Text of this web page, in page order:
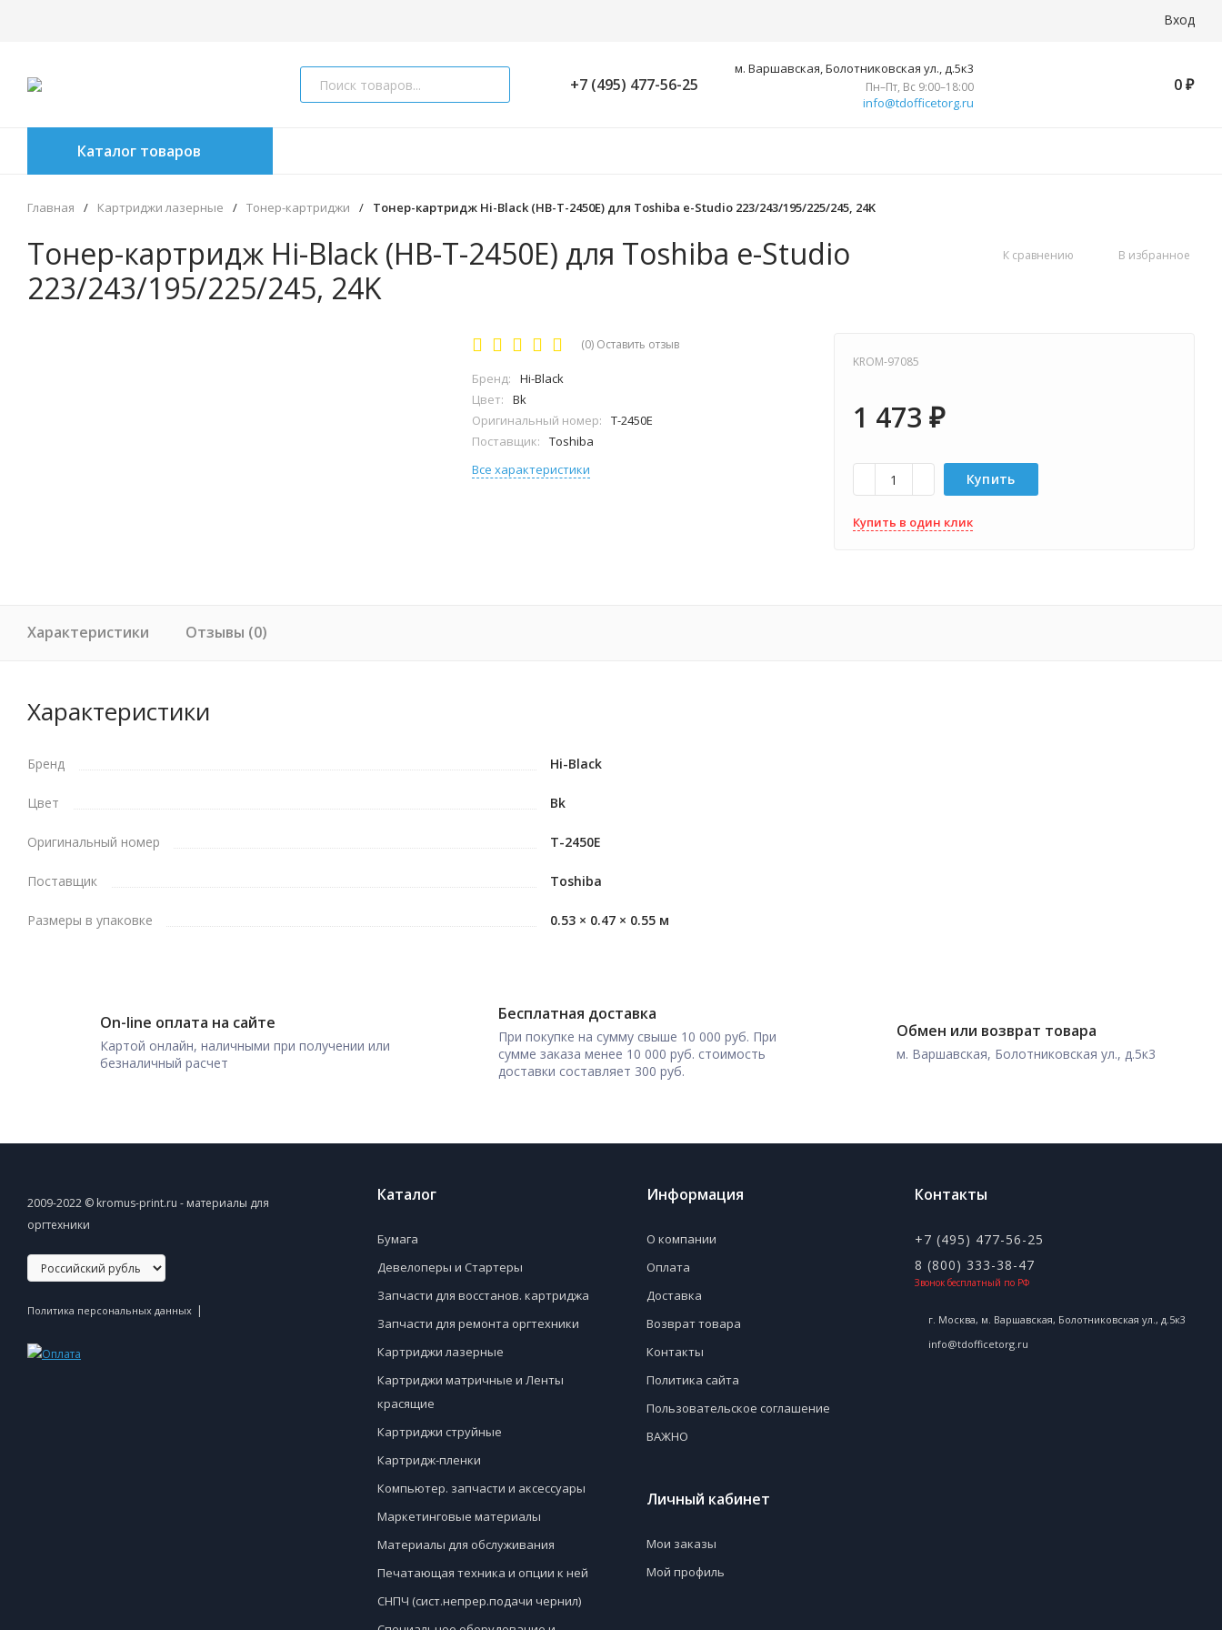
Вход
+7 (495) 477-56-25
м. Варшавская, Болотниковская ул., д.5к3
Пн–Пт, Вс 9:00–18:00
info@tdofficetorg.ru
0 ₽
Каталог товаров
Главная / Картриджи лазерные / Тонер-картриджи / Тонер-картридж Hi-Black (HB-T-2450E) для Toshiba e-Studio 223/243/195/225/245, 24K
Тонер-картридж Hi-Black (HB-T-2450E) для Toshiba e-Studio
223/243/195/225/245, 24K
К сравнению В избранное
(0) Оставить отзыв
Бренд:
Hi-Black
Цвет:
Bk
Оригинальный номер:
T-2450E
Поставщик:
Toshiba
Все характеристики
KROM-97085
1 473 ₽
Купить
Купить в один клик
Характеристики Отзывы (0)
Характеристики
Бренд Hi-Black
Цвет Bk
Оригинальный номер T-2450E
Поставщик Toshiba
Размеры в упаковке 0.53 × 0.47 × 0.55 м
On-line оплата на сайте
Картой онлайн, наличными при получении или
безналичный расчет
Бесплатная доставка
При покупке на сумму свыше 10 000 руб. При
сумме заказа менее 10 000 руб. стоимость
доставки составляет 300 руб.
Обмен или возврат товара
м. Варшавская, Болотниковская ул., д.5к3
2009-2022 © kromus-print.ru - материалы для
оргтехники
Политика персональных данных |
Каталог
Бумага
Девелоперы и Стартеры
Запчасти для восстанов. картриджа
Запчасти для ремонта оргтехники
Картриджи лазерные
Картриджи матричные и Ленты
красящие
Картриджи струйные
Картридж-пленки
Компьютер. запчасти и аксессуары
Маркетинговые материалы
Материалы для обслуживания
Печатающая техника и опции к ней
СНПЧ (сист.непрер.подачи чернил)
Информация
О компании
Оплата
Доставка
Возврат товара
Контакты
Политика сайта
Пользовательское соглашение
ВАЖНО
Личный кабинет
Мои заказы
Мой профиль
Контакты
+7 (495) 477-56-25
8 (800) 333-38-47
Звонок бесплатный по РФ
г. Москва, м. Варшавская, Болотниковская ул., д.5к3
info@tdofficetorg.ru